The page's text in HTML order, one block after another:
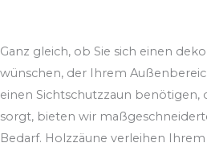
Ganz gleich, ob Sie sich einen
wünschen, der Ihrem
einen Sichtschutzzaun benötigen,
sorgt, bieten wir
Bedarf. Holzzäune verleihen